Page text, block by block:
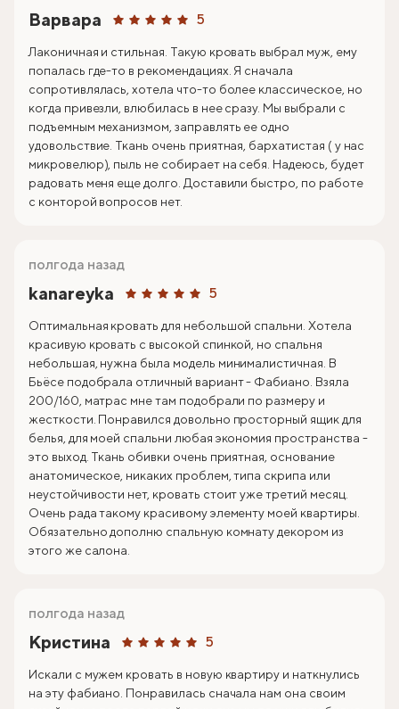
Варвара 5
Лаконичная и стильная. Такую кровать выбрал муж, ему
попалась где-то в рекомендациях. Я сначала
сопротивлялась, хотела что-то более классическое, но
когда привезли, влюбилась в нее сразу. Мы выбрали с
подъемным механизмом, заправлять ее одно
удовольствие. Ткань очень приятная, бархатистая ( у нас
микровелюр), пыль не собирает на себя. Надеюсь, будет
радовать меня еще долго. Доставили быстро, по работе
с конторой вопросов нет.
kanareyka 5
полгода назад
Оптимальная кровать для небольшой спальни. Хотела
красивую кровать с высокой спинкой, но спальня
небольшая, нужна была модель минималистичная. В
Бьёсе подобрала отличный вариант - Фабиано. Взяла
200/160, матрас мне там подобрали по размеру и
жесткости. Понравился довольно просторный ящик для
белья, для моей спальни любая экономия пространства -
это выход. Ткань обивки очень приятная, основание
анатомическое, никаких проблем, типа скрипа или
неустойчивости нет, кровать стоит уже третий месяц.
Очень рада такому красивому элементу моей квартиры.
Обязательно дополню спальную комнату декором из
этого же салона.
Кристина 5
полгода назад
Искали с мужем кровать в новую квартиру и наткнулись
на эту фабиано. Понравилась сначала нам она своим